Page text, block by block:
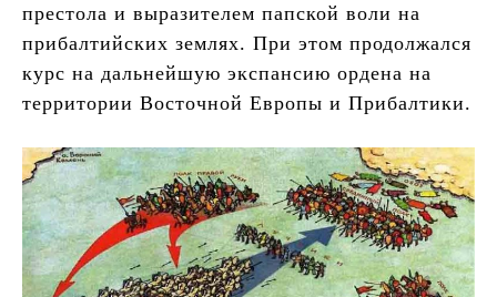
престола и выразителем папской воли на
прибалтийских землях. При этом продолжался
курс на дальнейшую экспансию ордена на
территории Восточной Европы и Прибалтики.